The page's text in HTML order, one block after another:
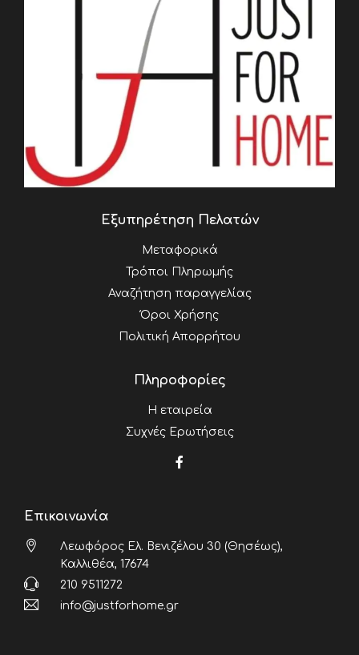
Εξυπηρέτηση Πελατών
Μεταφορικά
Τρόποι Πληρωμής
Αναζήτηση παραγγελίας
Όροι Χρήσης
Πολιτική Απορρήτου
Πληροφορίες
Η εταιρεία
Συχνές Ερωτήσεις
Επικοινωνία
Λεωφόρος Ελ. Βενιζέλου 30 (Θησέως),
Καλλιθέα, 17674
210 9511272
info@justforhome.gr